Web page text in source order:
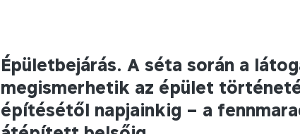
Épületbejárás. A séta során a
megismerhetik az épület
építésétől napjainkig – a